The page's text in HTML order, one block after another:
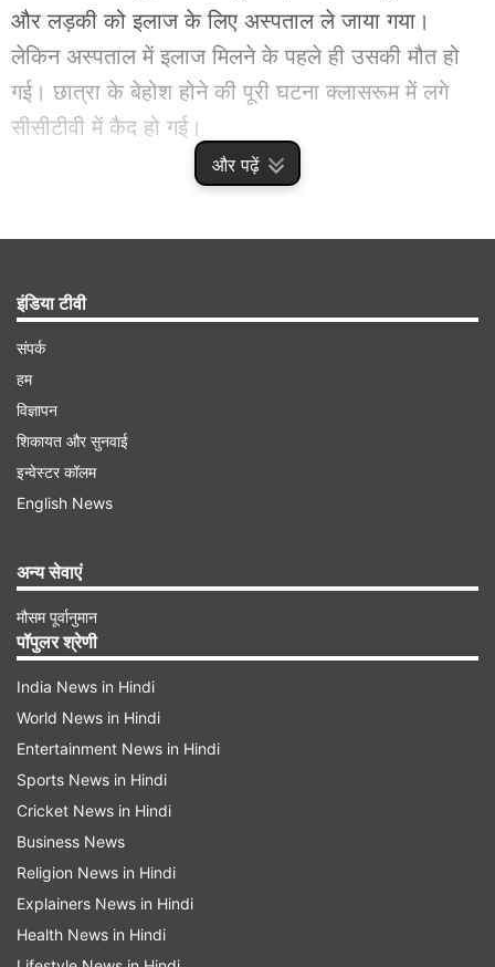
और पढ़ें
और लड़की को इलाज के लिए अस्पताल ले जाया गया।
लेकिन अस्पताल में इलाज मिलने के पहले ही उसकी मौत हो
गई। छात्रा के बेहोश होने की पूरी घटना क्लासरूम में लगे
सीसीटीवी में कैद हो गई।
Advertisement
छात्रा की अचानक मौत से स्कूल स्टाफ भी चिंतित
बेटी की मौत के बाद जहां एक ओर परिवार शोक में है, वहीं
दूसरी ओर छात्रा की अचानक मौत से स्कूल स्टाफ भी चिंतित
है। पुलिस ने आकस्मिक मौत का मामला दर्ज कर लिया है और
घटना की जांच कर रही है।
Advertisement
इंडिया टीवी
संपर्क
हम
विज्ञापन
शिकायत और सुनवाई
इन्वेस्टर कॉलम
English News
अन्य सेवाएं
मौसम पूर्वानुमान
पॉपुलर श्रेणी
India News in Hindi
World News in Hindi
Entertainment News in Hindi
Sports News in Hindi
Cricket News in Hindi
Business News
Religion News in Hindi
Explainers News in Hindi
Health News in Hindi